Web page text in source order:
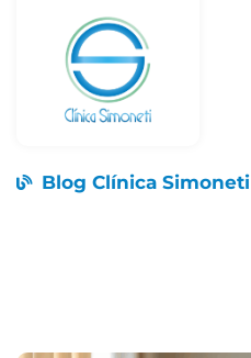
Blog Clínica Simoneti